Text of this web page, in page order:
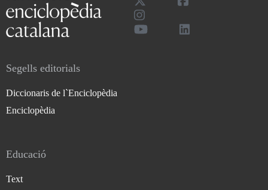
Segells editorials
Diccionaris de l`Enciclopèdia
Enciclopèdia
Educació
Text